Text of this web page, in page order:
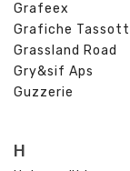
Grafeex
Grafiche
Grassland Road
Gry&sif Aps
Guzzerie
H